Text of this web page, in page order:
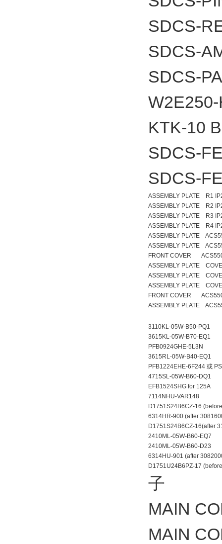
SDCS-
SDCS-
SDCS-
KTK-10
SDCS-
SDCS-
ASSEMBLY PLATE R1
ASSEMBLY PLATE R2
ASSEMBLY PLATE R3
ASSEMBLY PLATE R4
ASSEMBLY PLATE
ASSEMBLY PLATE
FRONT COVER
ASSEMBLY PLATE
ASSEMBLY PLATE
ASSEMBLY PLATE
FRONT COVER
ASSEMBLY PLATE
3110KL-05W-B50-PQ1
3615KL-05W-B70-EQ1
PFB0924GHE-5L3N
3615RL-05W-B40-EQ1
PFB1224EHE-6F244
4715SL-05W-B60-DQ1
EFB1524SHG for 125A
7114NHU-VAR148
D1751S24B6CZ-16
6314HR-900 (after
D1751S24B6CZ-16(after
2410ML-05W-B60-
2410ML-05W-B60-D23
6314HU-901 (after
D1751U24B6PZ-17
子
MAIN
MAIN